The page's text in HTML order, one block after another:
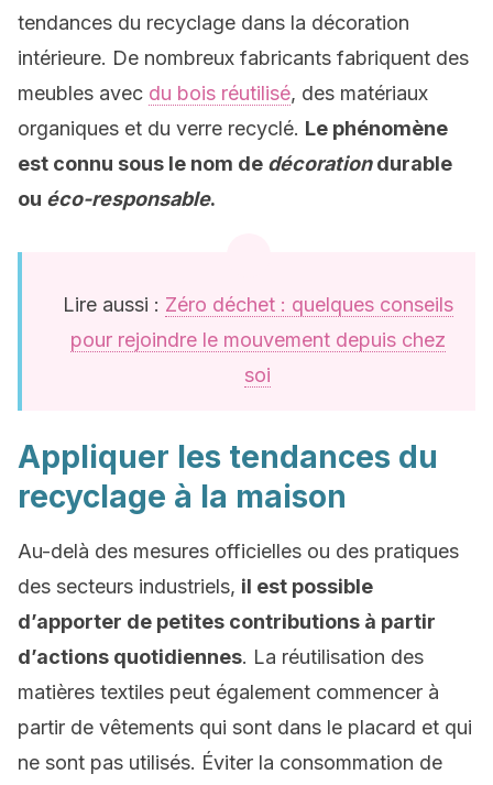
tendances du recyclage dans la décoration
intérieure. De nombreux fabricants fabriquent des
meubles avec du bois réutilisé, des matériaux
organiques et du verre recyclé. Le phénomène
est connu sous le nom de décorationdurable
ou éco-responsable.
Lire aussi : Zéro déchet : quelques conseils
pour rejoindre le mouvement depuis chez
soi
Appliquer les tendances du
recyclage à la maison
Au-delà des mesures officielles ou des pratiques
des secteurs industriels, il est possible
d’apporter de petites contributions à partir
d’actions quotidiennes. La réutilisation des
matières textiles peut également commencer à
partir de vêtements qui sont dans le placard et qui
ne sont pas utilisés. Éviter la consommation de